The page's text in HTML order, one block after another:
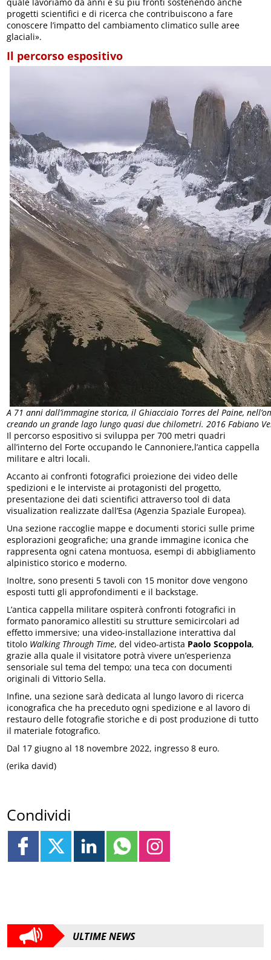
quale lavoriamo da anni e su più fronti sostenendo anche
progetti scientifici e di ricerca che contribuiscono a fare
conoscere l’impatto del cambiamento climatico sulle aree
glaciali».
Il percorso espositivo
A 71 anni dall’immagine storica, il Ghiacciaio Torres del Paine,
creando un grande lago lungo quasi due chilometri. 2016 Fabiano
Il percorso espositivo si sviluppa per 700 metri quadri
all’interno del Forte occupando le Cannoniere,l’antica cappella
militare e altri locali.
Accanto ai confronti fotografici proiezione dei video delle
spedizioni e le interviste ai protagonisti del progetto,
presentazione dei dati scientifici attraverso tool di data
visualization realizzate dall’Esa (Agenzia Spaziale Europea).
Una sezione raccoglie mappe e documenti storici sulle prime
esplorazioni geografiche; una grande immagine iconica che
rappresenta ogni catena montuosa, esempi di abbigliamento
alpinistico storico e moderno.
Inoltre, sono presenti 5 tavoli con 15 monitor dove vengono
esposti tutti gli approfondimenti e il backstage.
L’antica cappella militare ospiterà confronti fotografici in
formato panoramico allestiti su strutture semicircolari ad
effetto immersive; una video-installazione interattiva dal
titolo Walking Through Time, del video-artista Paolo Scoppola,
grazie alla quale il visitatore potrà vivere un’esperienza
sensoriale sul tema del tempo; una teca con documenti
originali di Vittorio Sella.
Infine, una sezione sarà dedicata al lungo lavoro di ricerca
iconografica che ha preceduto ogni spedizione e al lavoro di
restauro delle fotografie storiche e di post produzione di tutto
il materiale fotografico.
Dal 17 giugno al 18 novembre 2022, ingresso 8 euro.
(erika david)
Condividi
ULTIME NEWS